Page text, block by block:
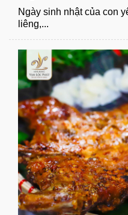
Ngày sinh nhật của con
liêng,...